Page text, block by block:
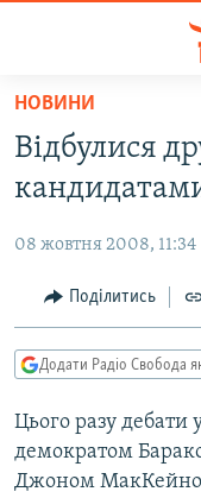
Перейти
основного
матеріалу
до
навігації
Перейти
до
РАДІО СВОБОДА –
ВСЕ ЗА ДОБУ
ПОЛІТИКА
ЕКОНОМІКА
КУЛЬТУРА
СПОРТ
УКРАЇНА
ВІЙНА
РОСІЙСЬКА
КРИМ.РЕАЛІЇ
ТИ ЯК?
СХЕМИ
НОВИНИ
Відбулися
08 жовтня 2008, 11:34
Поділитись
Додати Радіо Свобода
Цього разу дебати
демократом
Джоном МакКейном